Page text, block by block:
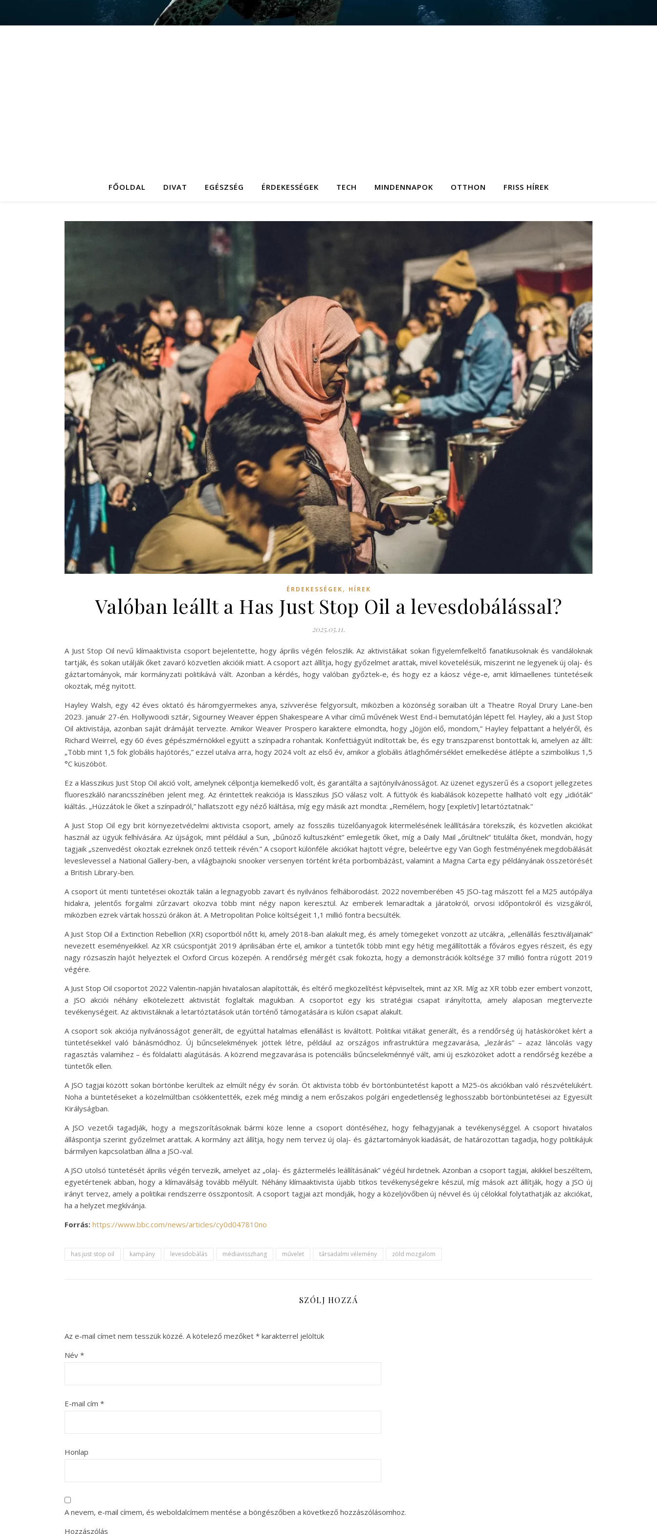
FŐOLDAL DIVAT EGÉSZSÉG ÉRDEKESSÉGEK TECH MINDENNAPOK OTTHON FRISS HÍREK
ÉRDEKESSÉGEK, HÍREK
Valóban leállt a Has Just Stop Oil a levesdobálással?
2025.05.11.
A Just Stop Oil nevű klímaaktivista csoport bejelentette, hogy április végén feloszlik. Az aktivistáikat sokan figyelemfelkeltő fanatikusoknak és vandáloknak
tartják, és sokan utálják őket zavaró közvetlen akcióik miatt. A csoport azt állítja, hogy győzelmet arattak, mivel követelésük, miszerint ne legyenek új olaj- és
gáztartományok, már kormányzati politikává vált. Azonban a kérdés, hogy valóban győztek-e, és hogy ez a káosz vége-e, amit klímaellenes tüntetéseik
okoztak, még nyitott.
Hayley Walsh, egy 42 éves oktató és háromgyermekes anya, szívverése felgyorsult, miközben a közönség soraiban ült a Theatre Royal Drury Lane-ben
2023. január 27-én. Hollywoodi sztár, Sigourney Weaver éppen Shakespeare A vihar című művének West End-i bemutatóján lépett fel. Hayley, aki a Just Stop
Oil aktivistája, azonban saját drámáját tervezte. Amikor Weaver Prospero karaktere elmondta, hogy „Jöjjön elő, mondom,” Hayley felpattant a helyéről, és
Richard Weirrel, egy 60 éves gépészmérnökkel együtt a színpadra rohantak. Konfettiágyút indítottak be, és egy transzparenst bontottak ki, amelyen az állt:
„Több mint 1,5 fok globális hajótörés,” ezzel utalva arra, hogy 2024 volt az első év, amikor a globális átlaghőmérséklet emelkedése átlépte a szimbolikus 1,5
°C küszöböt.
Ez a klasszikus Just Stop Oil akció volt, amelynek célpontja kiemelkedő volt, és garantálta a sajtónyilvánosságot. Az üzenet egyszerű és a csoport jellegzetes
fluoreszkáló narancsszínében jelent meg. Az érintettek reakciója is klasszikus JSO válasz volt. A füttyök és kiabálások közepette hallható volt egy „idióták”
kiáltás. „Húzzátok le őket a színpadról,” hallatszott egy néző kiáltása, míg egy másik azt mondta: „Remélem, hogy [expletív] letartóztatnak.”
A Just Stop Oil egy brit környezetvédelmi aktivista csoport, amely az fosszilis tüzelőanyagok kitermelésének leállítására törekszik, és közvetlen akciókat
használ az ügyük felhívására. Az újságok, mint például a Sun, „bűnöző kultuszként” emlegetik őket, míg a Daily Mail „őrültnek” titulálta őket, mondván, hogy
tagjaik „szenvedést okoztak ezreknek önző tetteik révén.” A csoport különféle akciókat hajtott végre, beleértve egy Van Gogh festményének megdobálását
leveslevessel a National Gallery-ben, a világbajnoki snooker versenyen történt kréta porbombázást, valamint a Magna Carta egy példányának összetörését
a British Library-ben.
A csoport út menti tüntetései okozták talán a legnagyobb zavart és nyilvános felháborodást. 2022 novemberében 45 JSO-tag mászott fel a M25 autópálya
hidakra, jelentős forgalmi zűrzavart okozva több mint négy napon keresztül. Az emberek lemaradtak a járatokról, orvosi időpontokról és vizsgákról,
miközben ezrek vártak hosszú órákon át. A Metropolitan Police költségeit 1,1 millió fontra becsülték.
A Just Stop Oil a Extinction Rebellion (XR) csoportból nőtt ki, amely 2018-ban alakult meg, és amely tömegeket vonzott az utcákra, „ellenállás fesztiváljainak”
nevezett eseményeikkel. Az XR csúcspontját 2019 áprilisában érte el, amikor a tüntetők több mint egy hétig megállították a főváros egyes részeit, és egy
nagy rózsaszín hajót helyeztek el Oxford Circus közepén. A rendőrség mérgét csak fokozta, hogy a demonstrációk költsége 37 millió fontra rúgott 2019
végére.
A Just Stop Oil csoportot 2022 Valentin-napján hivatalosan alapították, és eltérő megközelítést képviseltek, mint az XR. Míg az XR több ezer embert vonzott,
a JSO akciói néhány elkötelezett aktivistát foglaltak magukban. A csoportot egy kis stratégiai csapat irányította, amely alaposan megtervezte
tevékenységeit. Az aktivistáknak a letartóztatások után történő támogatására is külön csapat alakult.
A csoport sok akciója nyilvánosságot generált, de egyúttal hatalmas ellenállást is kiváltott. Politikai vitákat generált, és a rendőrség új hatásköröket kért a
tüntetésekkel való bánásmódhoz. Új bűncselekmények jöttek létre, például az országos infrastruktúra megzavarása, „lezárás” – azaz láncolás vagy
ragasztás valamihez – és földalatti alagútásás. A közrend megzavarása is potenciális bűncselekménnyé vált, ami új eszközöket adott a rendőrség kezébe a
tüntetők ellen.
A JSO tagjai között sokan börtönbe kerültek az elmúlt négy év során. Öt aktivista több év börtönbüntetést kapott a M25-ös akciókban való részvételükért.
Noha a büntetéseket a közelmúltban csökkentették, ezek még mindig a nem erőszakos polgári engedetlenség leghosszabb börtönbüntetései az Egyesült
Királyságban.
A JSO vezetői tagadják, hogy a megszorításoknak bármi köze lenne a csoport döntéséhez, hogy felhagyjanak a tevékenységgel. A csoport hivatalos
álláspontja szerint győzelmet arattak. A kormány azt állítja, hogy nem tervez új olaj- és gáztartományok kiadását, de határozottan tagadja, hogy politikájuk
bármilyen kapcsolatban állna a JSO-val.
A JSO utolsó tüntetését április végén tervezik, amelyet az „olaj- és gáztermelés leállításának” végéül hirdetnek. Azonban a csoport tagjai, akikkel beszéltem,
egyetértenek abban, hogy a klímaválság tovább mélyült. Néhány klímaaktivista újabb titkos tevékenységekre készül, míg mások azt állítják, hogy a JSO új
irányt tervez, amely a politikai rendszerre összpontosít. A csoport tagjai azt mondják, hogy a közeljövőben új névvel és új célokkal folytathatják az akciókat,
ha a helyzet megkívánja.
Forrás: https://www.bbc.com/news/articles/cy0d047810no
has just stop oil kampány levesdobálás médiavisszhang művelet társadalmi vélemény zöld mozgalom
SZÓLJ HOZZÁ
Az e-mail címet nem tesszük közzé. A kötelező mezőket * karakterrel jelöltük
Név *
E-mail cím *
Honlap
A nevem, e-mail címem, és weboldalcímem mentése a böngészőben a következő hozzászólásomhoz.
Hozzászólás